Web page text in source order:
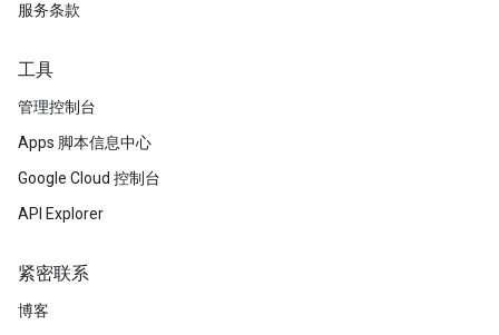
服务条款
工具
管理控制台
Apps 脚本信息中心
Google Cloud 控制台
API Explorer
紧密联系
博客